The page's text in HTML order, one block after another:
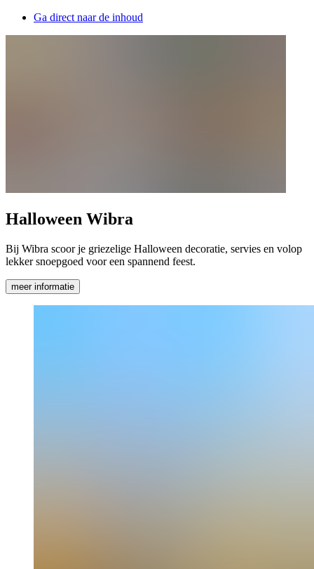
Ga direct naar de inhoud
Halloween Wibra
Bij Wibra scoor je griezelige Halloween decoratie, servies en volop
lekker snoepgoed voor een spannend feest.
meer informatie